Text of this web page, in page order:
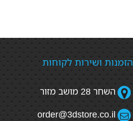
הזמנות ושירות לקוחות
השחר 28 מושב מזור
order@3dstore.co.il